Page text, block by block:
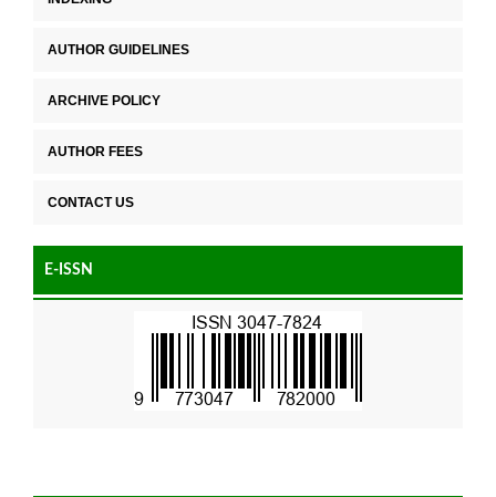
AUTHOR GUIDELINES
ARCHIVE POLICY
AUTHOR FEES
CONTACT US
E-ISSN